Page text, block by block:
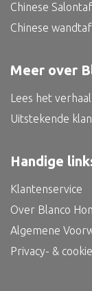
Alle oosterse
Oosterse kast
Oosterse tafel
Oosterse
Chinese
Chinese
Meer over
Lees het
Uitstekende
Handige
Klantenservice
Over Blanco
Algemene
Privacy- &